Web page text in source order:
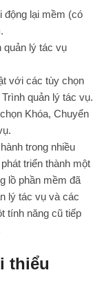
động lại mềm (có
quản lý tác vụ
với các tùy chọn
quản lý tác vụ.
Khóa, Chuyển
trong nhiều
triển thành một
lồ phần mềm đã
lý tác vụ và các
tính năng cũ tiếp
thiểu